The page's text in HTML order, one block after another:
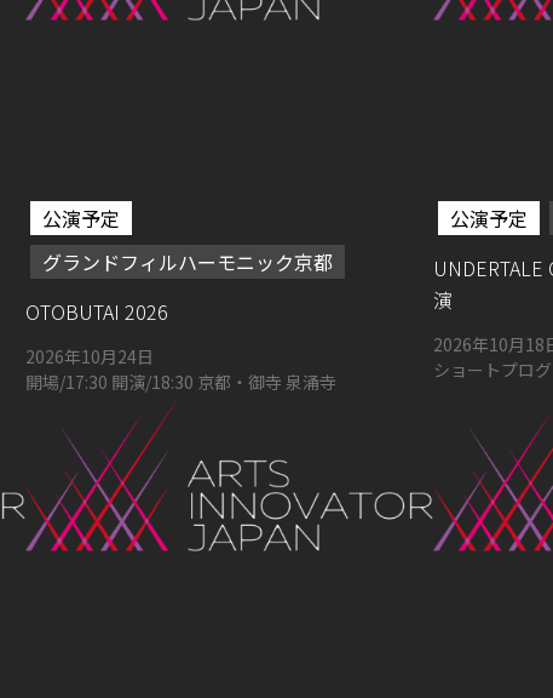
公演予定
グランドフィルハーモニック京都
OTOBUTAI 2026
2026年10月24日
開場/17:30 開演/18:30 京都・御寺 泉涌寺
公演予定
演
ショートプロ
フルプログ
ムシアター京